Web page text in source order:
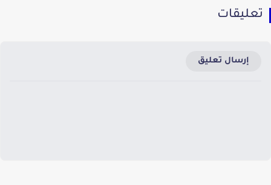
تعليقات
إرسال تعليق